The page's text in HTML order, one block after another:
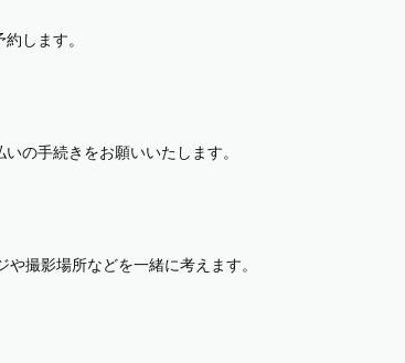
します。
の手続きをお願いいたします。
撮影場所などを一緒に考えます。